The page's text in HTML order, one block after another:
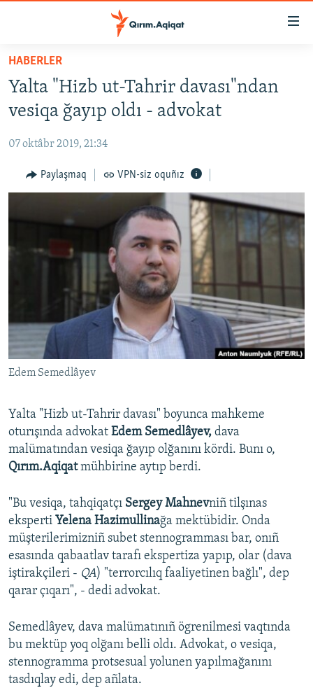
Esas
qaytmaq
Baş
navigatsiyağa
qaytmaq
qaytmaq
HABERLER
İQTİSADİYAT
CEMİYET
MEDENİYET
SÜRET
Русский
Українською
RFE/RS bütün saytları
HABERLER
Yalta "Hizb ut-Tahrir davası"ndan
vesiqa ğayıp oldı - advokat
07 oktâbr 2019, 21:34
Paylaşmaq VPN-siz oquñız
Edem Semedlâyev
Yalta "Hizb ut-Tahrir davası" boyunca mahkeme
oturışında advokat Edem Semedlâyev, dava
malümatından vesiqa ğayıp olğanını kördi. Bunı o,
Qırım.Aqiqatmühbirine aytıp berdi.
"Bu vesiqa, tahqiqatçı Sergey Mahnevniñ tilşınas
eksperti Yelena Hazimullinağa mektübidir. Onda
müşterilerimizniñ subet stennogramması bar, onıñ
esasında qabaatlav tarafı ekspertiza yapıp, olar (dava
iştirakçileri - QA) "terrorcılıq faaliyetinen bağlı", dep
qarar çıqarı", - dedi advokat.
Semedlâyev, dava malümatınıñ ögrenilmesi vaqtında
bu mektüp yoq olğanı belli oldı. Advokat, o vesiqa,
stennogramma protsesual yolunen yapılmağanını
tasdıqlay edi, dep añlata.